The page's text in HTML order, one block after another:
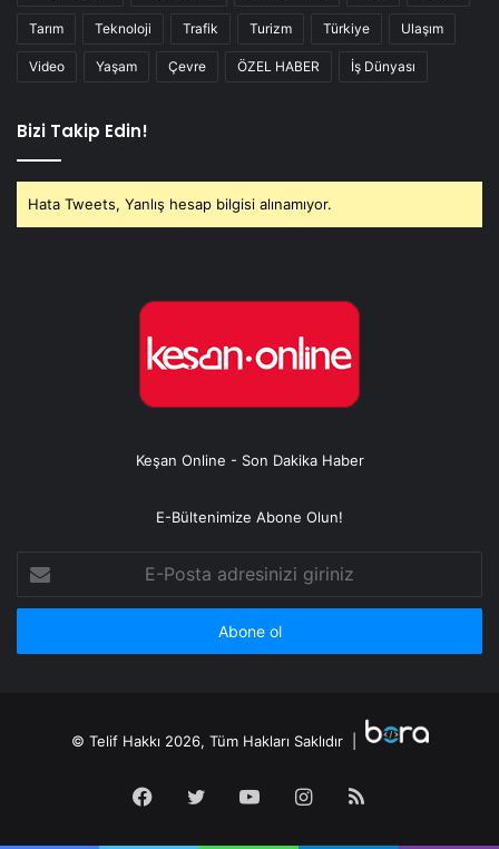
Tarım Teknoloji Trafik Turizm Türkiye Ulaşım
Video Yaşam Çevre ÖZEL HABER İş Dünyası
Bizi Takip Edin!
Hata Tweets, Yanlış hesap bilgisi alınamıyor.
Keşan Online - Son Dakika Haber
E-Bültenimize Abone Olun!
Posta
adresinizi
© Telif Hakkı 2026, Tüm Hakları Saklıdır |
Facebook
TwitterYouTubeInstagram
RSS